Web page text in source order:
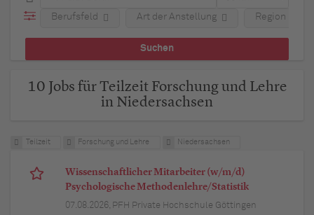
Berufsfeld Art der Anstellung Region
10 Jobs für Teilzeit Forschung und Lehre
in Niedersachsen
Teilzeit Forschung und Lehre Niedersachsen
Wissenschaftlicher Mitarbeiter (w/m/d)
Psychologische Methodenlehre/Statistik
07.08.2026, PFH Private Hochschule Göttingen